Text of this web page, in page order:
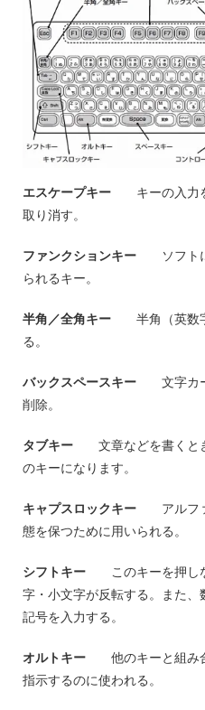
エスケープキー キーの入力
取り消す。
ファンクションキー ソフトに
られるキー。
半角／全角キー 半角（英数字
る。
バックスペースキー 文字カー
削除。
タブキー 文章などを書くと
のキーになります。
キャプスロックキー アルファ
態を保つために用いられる。
シフトキー このキーを押し
字・小文字が反転する。また
記号を入力する。
オルトキー 他のキーと組み
指示するのに使われる。